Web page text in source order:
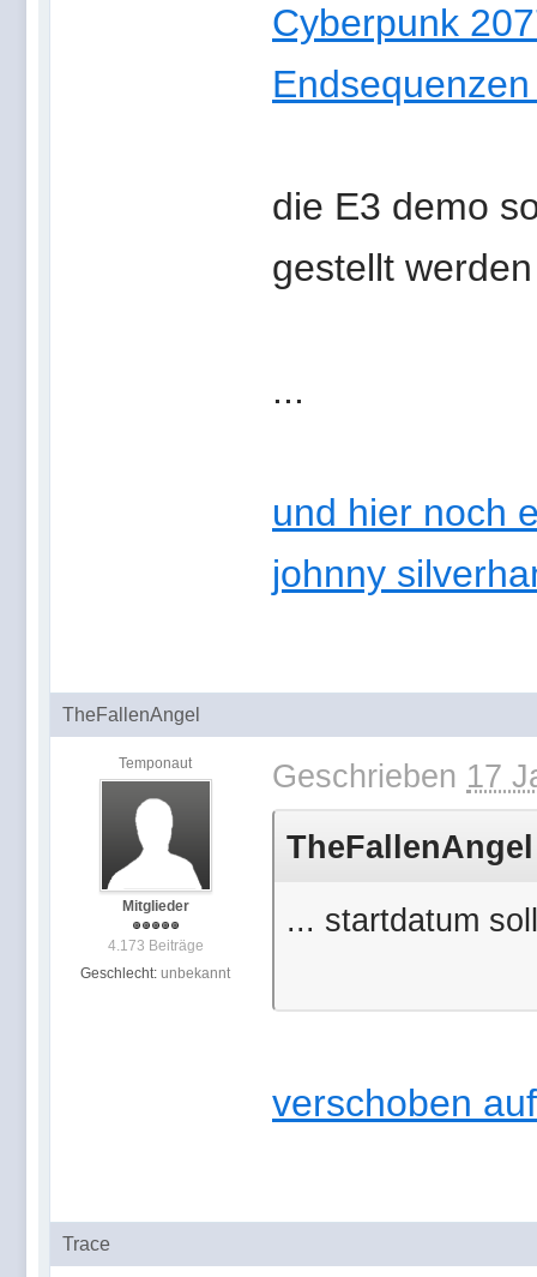
Cyberpunk
die E3 demo
gestellt werden
...
und hier noch
johnny
TheFallenAngel
Temponaut
Mitglieder
4.173 Beiträge
Geschlecht: unbekannt
Geschrieben 17
... startdatum
verschoben
Trace